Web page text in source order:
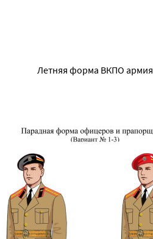
Летняя форма ВКПО армия